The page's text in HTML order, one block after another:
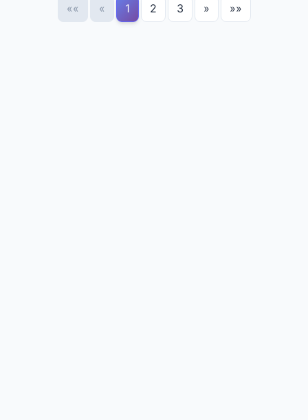
«« « 1 2 3 » »»